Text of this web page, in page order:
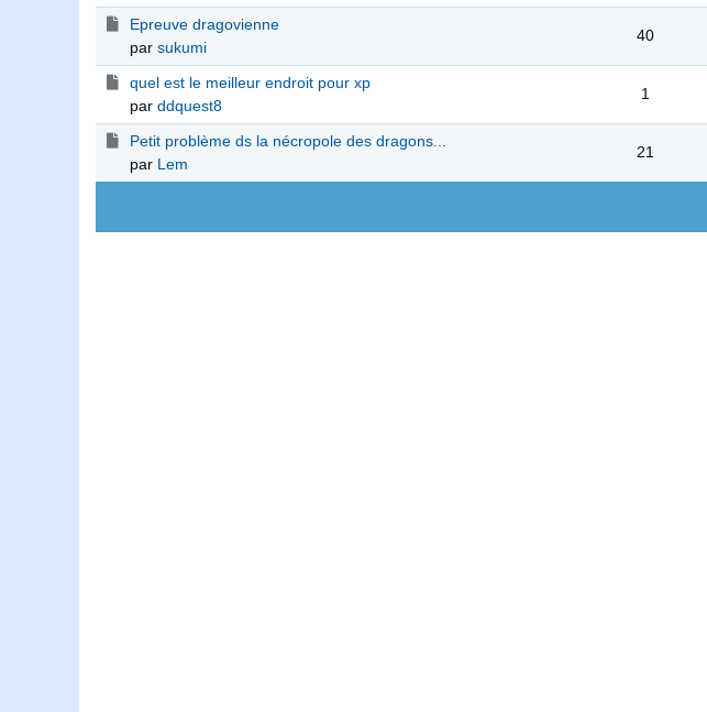
Epreuve dragovienne
par sukumi
40
quel est le meilleur endroit pour xp
par ddquest8
1
Petit problème ds la nécropole des dragons...
par Lem
21